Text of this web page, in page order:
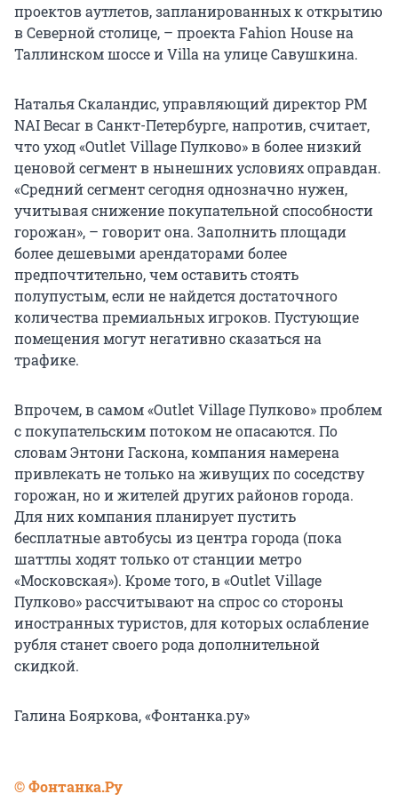
проектов аутлетов, запланированных к открытию
в Северной столице, – проекта Fahion House на
Таллинском шоссе и Villa на улице Савушкина.
Наталья Скаландис, управляющий директор PM
NAI Becar в Санкт-Петербурге, напротив, считает,
что уход «Outlet Village Пулково» в более низкий
ценовой сегмент в нынешних условиях оправдан.
«Средний сегмент сегодня однозначно нужен,
учитывая снижение покупательной способности
горожан», – говорит она. Заполнить площади
более дешевыми арендаторами более
предпочтительно, чем оставить стоять
полупустым, если не найдется достаточного
количества премиальных игроков. Пустующие
помещения могут негативно сказаться на
трафике.
Впрочем, в самом «Outlet Village Пулково» проблем
с покупательским потоком не опасаются. По
словам Энтони Гаскона, компания намерена
привлекать не только на живущих по соседству
горожан, но и жителей других районов города.
Для них компания планирует пустить
бесплатные автобусы из центра города (пока
шаттлы ходят только от станции метро
«Московская»). Кроме того, в «Outlet Village
Пулково» рассчитывают на спрос со стороны
иностранных туристов, для которых ослабление
рубля станет своего рода дополнительной
скидкой.
Галина Бояркова, «Фонтанка.ру»
© Фонтанка.Ру